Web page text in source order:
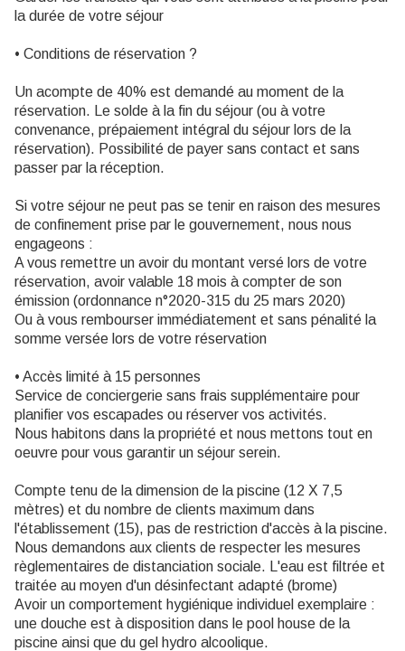
la durée de votre séjour
• Conditions de réservation ?
Un acompte de 40% est demandé au moment de la
réservation. Le solde à la fin du séjour (ou à votre
convenance, prépaiement intégral du séjour lors de la
réservation). Possibilité de payer sans contact et sans
passer par la réception.
Si votre séjour ne peut pas se tenir en raison des mesures
de confinement prise par le gouvernement, nous nous
engageons :
A vous remettre un avoir du montant versé lors de votre
réservation, avoir valable 18 mois à compter de son
émission (ordonnance n°2020-315 du 25 mars 2020)
Ou à vous rembourser immédiatement et sans pénalité la
somme versée lors de votre réservation
• Accès limité à 15 personnes
Service de conciergerie sans frais supplémentaire pour
planifier vos escapades ou réserver vos activités.
Nous habitons dans la propriété et nous mettons tout en
oeuvre pour vous garantir un séjour serein.
Compte tenu de la dimension de la piscine (12 X 7,5
mètres) et du nombre de clients maximum dans
l'établissement (15), pas de restriction d'accès à la piscine.
Nous demandons aux clients de respecter les mesures
règlementaires de distanciation sociale. L'eau est filtrée et
traitée au moyen d'un désinfectant adapté (brome)
Avoir un comportement hygiénique individuel exemplaire :
une douche est à disposition dans le pool house de la
piscine ainsi que du gel hydro alcoolique.